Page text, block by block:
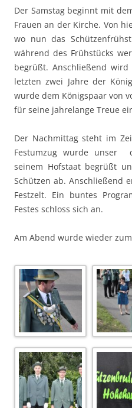
Der Samstag beginnt mit
Frauen an der Kirche. Von
wo nun das
während des Frühstücks
begrüßt. Anschließend
letzten zwei Jahre der
wurde dem Königspaar von
für seine jahrelange Treue
Der Nachmittag steht im
Festumzug wurde unser
seinem Hofstaat begrüßt
Schützen ab. Anschließend
Festzelt. Ein buntes
Festes schloss sich an.
Am Abend wurde wieder